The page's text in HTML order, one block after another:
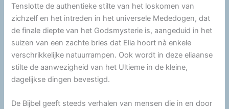
Tenslotte de authentieke stilte van het loskomen van
zichzelf en het intreden in het universele Mededogen, dat
de finale diepte van het Godsmysterie is, aangeduid in het
suizen van een zachte bries dat Elia hoort nà enkele
verschrikkelijke natuurrampen. Ook wordt in deze eliaanse
stilte de aanwezigheid van het Ultieme in de kleine,
dagelijkse dingen bevestigd.
De Bijbel geeft steeds verhalen van mensen die in en door